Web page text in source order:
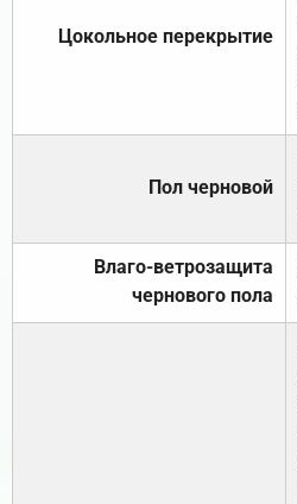
Цокольное перекрытие
Пол черновой
Влаго-ветрозащита
чернового пола